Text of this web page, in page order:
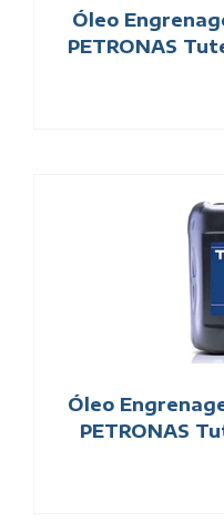
Óleo
PETRONAS
Óleo
PETRONAS